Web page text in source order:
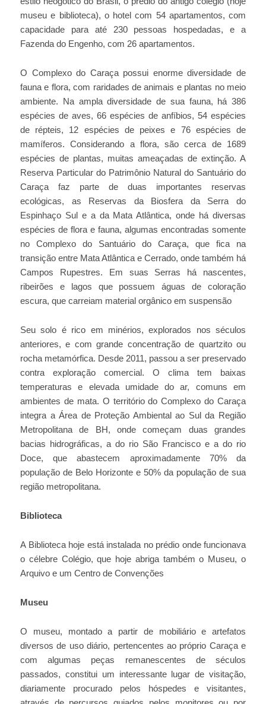
museu e biblioteca), o hotel com 54 apartamentos, com
capacidade para até 230 pessoas hospedadas, e a
Fazenda do Engenho, com 26 apartamentos.
O Complexo do Caraça possui enorme diversidade de
fauna e flora, com raridades de animais e plantas no meio
ambiente. Na ampla diversidade de sua fauna, há 386
espécies de aves, 66 espécies de anfíbios, 54 espécies
de répteis, 12 espécies de peixes e 76 espécies de
mamíferos. Considerando a flora, são cerca de 1689
espécies de plantas, muitas ameaçadas de extinção. A
Reserva Particular do Patrimônio Natural do Santuário do
Caraça faz parte de duas importantes reservas
ecológicas, as Reservas da Biosfera da Serra do
Espinhaço Sul e a da Mata Atlântica, onde há diversas
espécies de flora e fauna, algumas encontradas somente
no Complexo do Santuário do Caraça, que fica na
transição entre Mata Atlântica e Cerrado, onde também há
Campos Rupestres. Em suas Serras há nascentes,
ribeirões e lagos que possuem águas de coloração
escura, que carreiam material orgânico em suspensão
Seu solo é rico em minérios, explorados nos séculos
anteriores, e com grande concentração de quartzito ou
rocha metamórfica. Desde 2011, passou a ser preservado
contra exploração comercial. O clima tem baixas
temperaturas e elevada umidade do ar, comuns em
ambientes de mata. O território do Complexo do Caraça
integra a Área de Proteção Ambiental ao Sul da Região
Metropolitana de BH, onde começam duas grandes
bacias hidrográficas, a do rio São Francisco e a do rio
Doce, que abastecem aproximadamente 70% da
população de Belo Horizonte e 50% da população de sua
região metropolitana.
Biblioteca
A Biblioteca hoje está instalada no prédio onde funcionava
o célebre Colégio, que hoje abriga também o Museu, o
Arquivo e um Centro de Convenções
Museu
O museu, montado a partir de mobiliário e artefatos
diversos de uso diário, pertencentes ao próprio Caraça e
com algumas peças remanescentes de séculos
passados, constitui um interessante lugar de visitação,
diariamente procurado pelos hóspedes e visitantes,